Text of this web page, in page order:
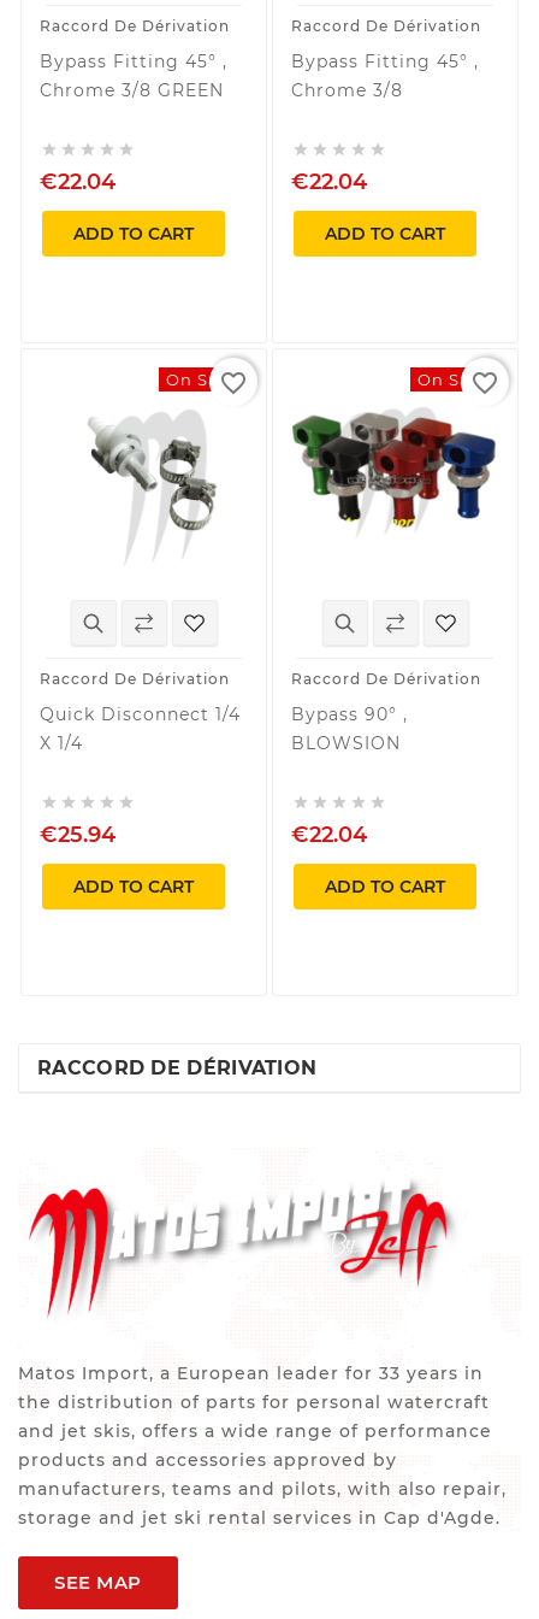
Raccord De Dérivation
Bypass Fitting 45° ,
Chrome 3/8 GREEN
    
€22.04
ADD TO CART
Raccord De Dérivation
Bypass Fitting 45° ,
Chrome 3/8
    
€22.04
ADD TO CART
On Sale!
Raccord De Dérivation
Quick Disconnect 1/4
X 1/4
    
€25.94
ADD TO CART
favorite_border On Sale!
Raccord De Dérivation
Bypass 90° ,
BLOWSION
    
€22.04
ADD TO CART
favorite_border
RACCORD DE DÉRIVATION
Matos Import, a European leader for 33 years in
the distribution of parts for personal watercraft
and jet skis, offers a wide range of performance
products and accessories approved by
manufacturers, teams and pilots, with also repair,
storage and jet ski rental services in Cap d'Agde.
SEE MAP